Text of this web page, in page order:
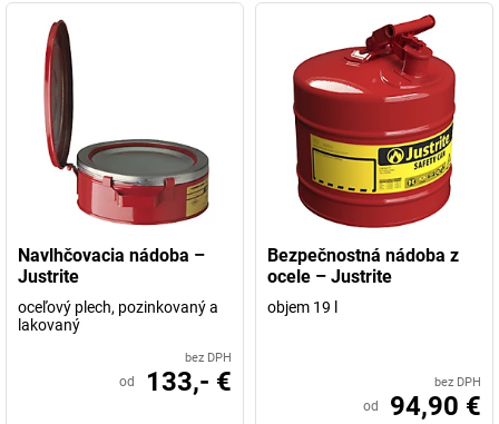
Navlhčovacia nádoba –
Justrite
oceľový plech, pozinkovaný a
lakovaný
bez DPH
od 133,- €
Bezpečnostná nádoba z
ocele – Justrite
objem 19 l
bez DPH
od 94,90 €